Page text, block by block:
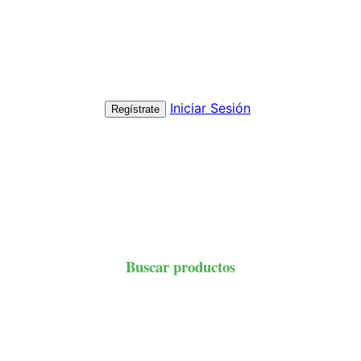
Regístrate Iniciar Sesión
Buscar productos